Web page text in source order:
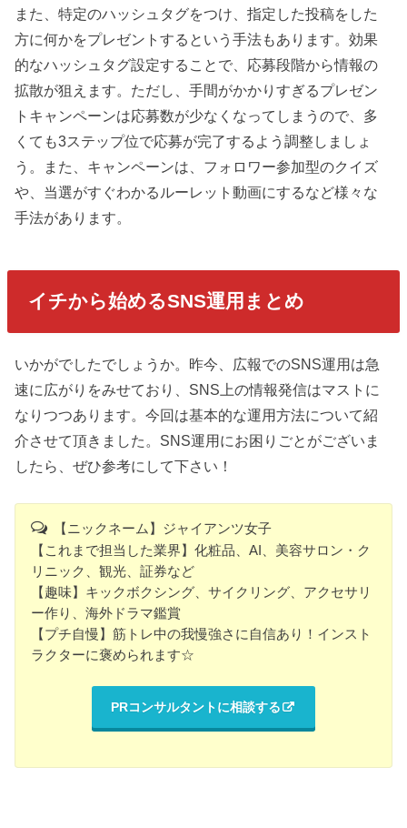
また、特定のハッシュタグをつけ、指定した投稿をした
方に何かをプレゼントするという手法もあります。効果
的なハッシュタグ設定することで、応募段階から情報の
拡散が狙えます。ただし、手間がかかりすぎるプレゼン
トキャンペーンは応募数が少なくなってしまうので、多
くても3ステップ位で応募が完了するよう調整しましょ
う。また、キャンペーンは、フォロワー参加型のクイズ
や、当選がすぐわかるルーレット動画にするなど様々な
手法があります。
イチから始めるSNS運用まとめ
いかがでしたでしょうか。昨今、広報でのSNS運用は急
速に広がりをみせており、SNS上の情報発信はマストに
なりつつあります。今回は基本的な運用方法について紹
介させて頂きました。SNS運用にお困りごとがございま
したら、ぜひ参考にして下さい！
【ニックネーム】ジャイアンツ女子
【これまで担当した業界】化粧品、AI、美容サロン・ク
リニック、観光、証券など
【趣味】キックボクシング、サイクリング、アクセサリ
ー作り、海外ドラマ鑑賞
【プチ自慢】筋トレ中の我慢強さに自信あり！インスト
ラクターに褒められます☆
PRコンサルタントに相談する